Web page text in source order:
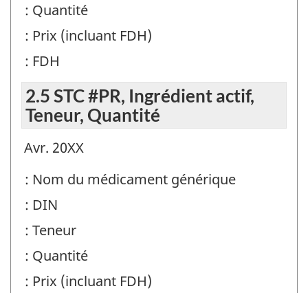
: Quantité
: Prix (incluant FDH)
: FDH
2.5 STC #PR, Ingrédient actif,
Teneur, Quantité
Avr. 20XX
: Nom du médicament générique
: DIN
: Teneur
: Quantité
: Prix (incluant FDH)